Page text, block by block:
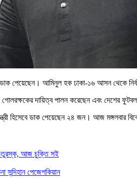
পেয়েছেন। আমিনুল হক ঢাকা-১৬ আসন থেকে
দায়িত্ব পালন করেছেন এবং দেশের
হিসেবে ডাক পেয়েছেন ২৪ জন। আজ মঙ্গলবার
তুরস্ক, আজ চুক্তি সই
সন্দিহান পেজেশকিয়ান